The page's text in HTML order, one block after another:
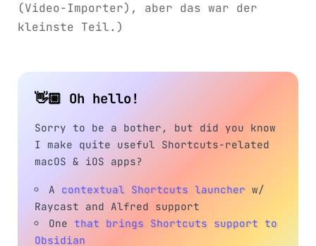
(Video-Importer), aber das war der
kleinste Teil.)
👋🏼 Oh hello!
Sorry to be a bother, but did you know
I make quite useful Shortcuts-related
macOS & iOS apps?
A contextual Shortcuts launcher w/
Raycast and Alfred support
Onethat brings Shortcuts support to
Obsidian